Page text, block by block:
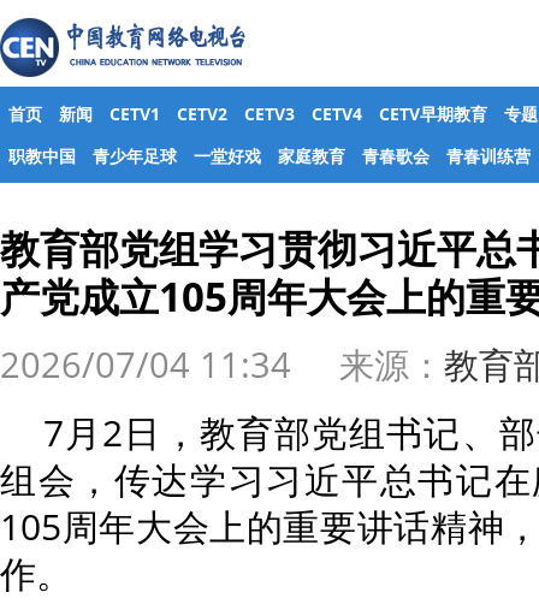
首页 新闻 CETV1 CETV2 CETV3 CETV4 CETV早期教育
专题
职教中国
青少年足球 一堂好戏 家庭教育 青春歌会 青春训练营
教育部党组学习贯彻习近平总
产党成立105周年大会上的重
2026/07/04 11:34 来源： 教育
7月2日，教育部党组书记、
组会，传达学习习近平总书记
105周年大会上的重要讲话精神
作。